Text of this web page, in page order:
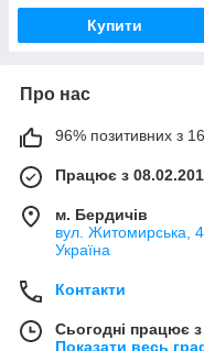
Купити
Про нас
96% позитивних з
Працює з
м. Бердичів
вул. Житомирська,
Україна
Контакти
Сьогодні працює
Показати весь